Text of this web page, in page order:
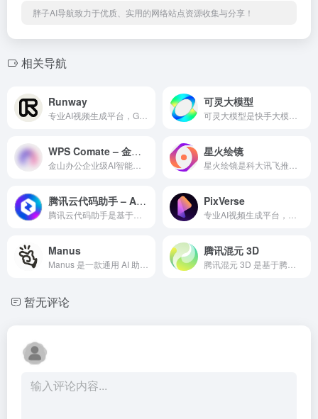
胖子AI导航致力于优质、实用的网络站点资源收集与分享！
相关导航
Runway 可灵大模型
WPS Comate – 金山办公AI智能办公搭档 星火绘镜
腾讯云代码助手 – AI 智能编程工具 PixVerse
Manus 腾讯混元 3D
暂无评论